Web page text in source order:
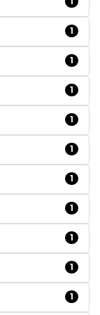
1
1
1
1
1
1
1
1
1
1